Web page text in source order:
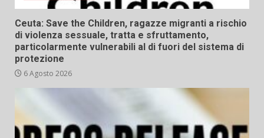
Ceuta: Save the Children, ragazze migranti a rischio
di violenza sessuale, tratta e sfruttamento,
particolarmente vulnerabili al di fuori del sistema di
protezione
6 Agosto 2026